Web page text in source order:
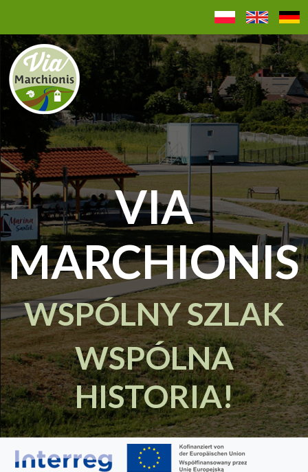
VIA
MARCHIONIS
WSPÓLNY SZLAK
WSPÓLNA
HISTORIA!